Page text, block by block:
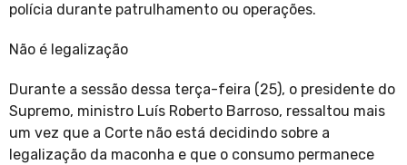
polícia durante patrulhamento ou operações.
Não é legalização
Durante a sessão dessa terça-feira (25), o presidente do
Supremo, ministro Luís Roberto Barroso, ressaltou mais
um vez que a Corte não está decidindo sobre a
legalização da maconha e que o consumo permanece